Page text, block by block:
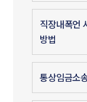
직장내폭언
방법
통상임금소